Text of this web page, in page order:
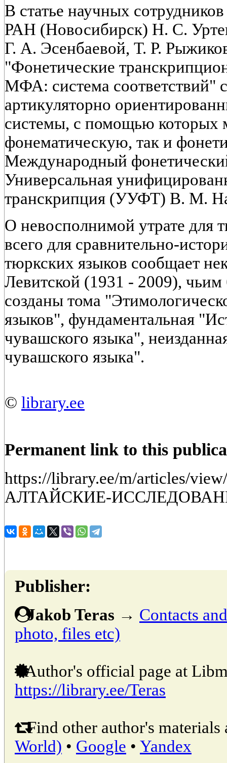
В статье научных
РАН (Новосибирск) Н. С.
Г. А. Эсенбаевой, Т. Р.
"Фонетические
МФА: система соответствий"
артикуляторно
системы, с помощью которых
фонематическую, так и
Международный
Универсальная
транскрипция (УУФТ) В. М.
О невосполнимой утрате для
всего для сравнительно-
тюркских языков сообщает
Левитской (1931 - 2009),
созданы тома
языков", фундаментальная
чувашского языка",
чувашского языка".
© library.ee
Permanent link to this
https://library.ee/m/articles/
АЛТАЙСКИЕ-
Publisher:
Jakob Teras → Contacts
photo, files etc)
Author's official page at
https://library.ee/Teras
Find other author's materials
World) • Google • Yandex